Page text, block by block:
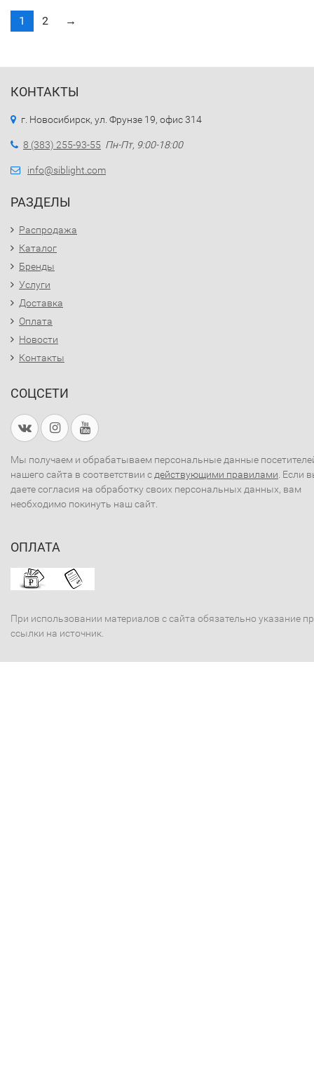
1 2 →
КОНТАКТЫ
г. Новосибирск, ул. Фрунзе 19, офис 314
8 (383) 255-93-55 Пн-Пт, 9:00-18:00
info@siblight.com
РАЗДЕЛЫ
Распродажа
Каталог
Бренды
Услуги
Доставка
Оплата
Новости
Контакты
СОЦСЕТИ
Мы получаем и обрабатываем персональные данные
нашего сайта в соответствии с действующими правилами . Если
даете согласия на обработку своих персональных данных, вам
необходимо покинуть наш сайт.
ОПЛАТА
При использовании материалов с сайта обязательно указание
ссылки на источник.